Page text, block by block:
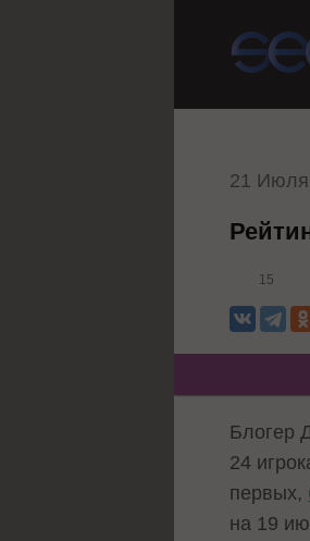
21 Июля
15
Блогер
24
первых,
на 19